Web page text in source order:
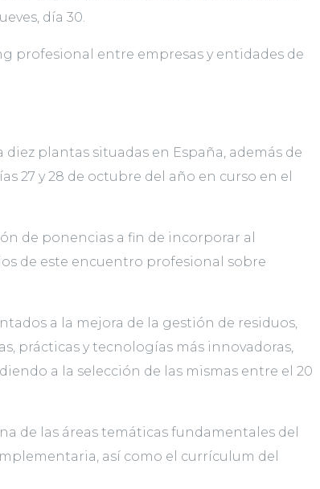
día 30.
profesional entre empresas y entidades de
plantas situadas en España, además de
27 y 28 de octubre del año en curso en el
de ponencias a fin de incorporar al
de este encuentro profesional sobre
a la mejora de la gestión de residuos,
prácticas y tecnologías más innovadoras,
a la selección de las mismas entre el 20
de las áreas temáticas fundamentales del
así como el currículum del